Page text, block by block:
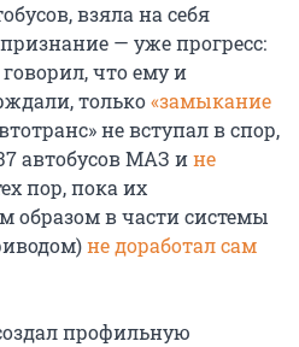
взяла на себя
— уже прогресс:
что ему и
только«замыкание
не вступал в спор,
автобусов МАЗ ине
пор, пока их
образом в части системы
не доработал сам
профильную